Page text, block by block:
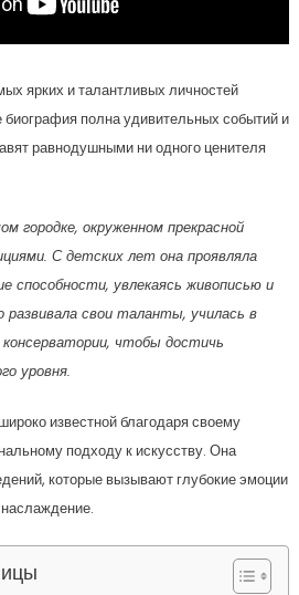
ярких и талантливых личностей
биография полна удивительных событий и
равнодушными ни одного ценителя
городке, окруженном прекрасной
С детских лет она проявляла
способности, увлекаясь живописью и
свои таланты, училась в
чтобы достичь
уровня.
известной благодаря своему
подходу к искусству. Она
которые вызывают глубокие эмоции